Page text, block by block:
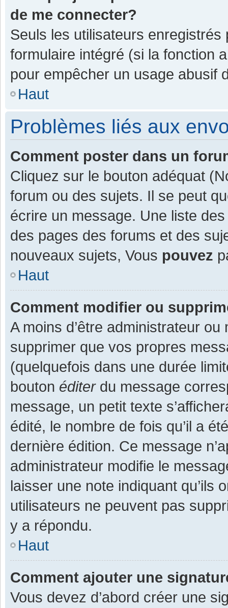
de me connecter?
Seuls les utilisateurs enregistrés
formulaire intégré (si la fonction
pour empêcher un usage abusif
Haut
Problèmes liés aux
Comment poster dans un
Cliquez sur le bouton adéquat
forum ou des sujets. Il se peut
écrire un message. Une liste
des pages des forums et des
nouveaux sujets, Vous pouvez
Haut
Comment modifier ou
A moins d’être administrateur
supprimer que vos propres
(quelquefois dans une durée
bouton éditerdu message
message, un petit texte
édité, le nombre de fois qu’il a
dernière édition. Ce message
administrateur modifie le
laisser une note indiquant qu’ils
utilisateurs ne peuvent pas
y a répondu.
Haut
Comment ajouter une
Vous devez d’abord créer une